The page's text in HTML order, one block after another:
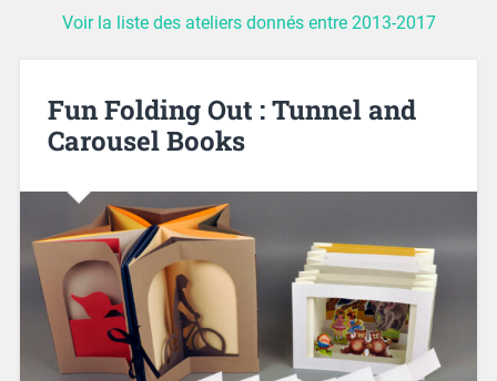
Voir la liste des ateliers donnés entre 2013-2017
Fun Folding Out : Tunnel and
Carousel Books